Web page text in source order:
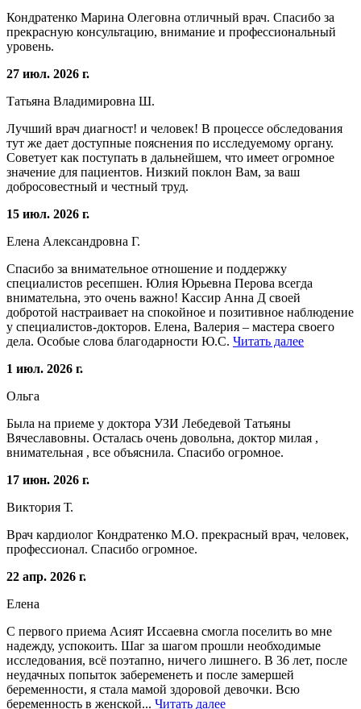
Кондратенко Марина Олеговна отличный врач. Спасибо за
прекрасную консультацию, внимание и профессиональный
уровень.
27 июл. 2026 г.
Татьяна Владимировна Ш.
Лучший врач диагност! и человек! В процессе обследования
тут же дает доступные пояснения по исследуемому органу.
Советует как поступать в дальнейшем, что имеет огромное
значение для пациентов. Низкий поклон Вам, за ваш
добросовестный и честный труд.
15 июл. 2026 г.
Елена Александровна Г.
Спасибо за внимательное отношение и поддержку
специалистов ресепшен. Юлия Юрьевна Перова всегда
внимательна, это очень важно! Кассир Анна Д своей
добротой настраивает на спокойное и позитивное наблюдение
у специалистов-докторов. Елена, Валерия – мастера своего
дела. Особые слова благодарности Ю.С. Читать далее
1 июл. 2026 г.
Ольга
Была на приеме у доктора УЗИ Лебедевой Татьяны
Вячеславовны. Осталась очень довольна, доктор милая ,
внимательная , все объяснила. Спасибо огромное.
17 июн. 2026 г.
Виктория Т.
Врач кардиолог Кондратенко М.О. прекрасный врач, человек,
профессионал. Спасибо огромное.
22 апр. 2026 г.
Елена
С первого приема Асият Иссаевна смогла поселить во мне
надежду, успокоить. Шаг за шагом прошли необходимые
исследования, всё поэтапно, ничего лишнего. В 36 лет, после
неудачных попыток забеременеть и после замершей
беременности, я стала мамой здоровой девочки. Всю
беременность в женской... Читать далее